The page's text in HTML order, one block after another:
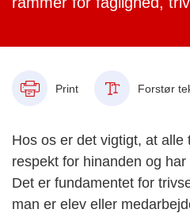
Print Forstør
Hos os er det vigtigt, at
respekt for hinanden og
Det er fundamentet for
man er elev eller